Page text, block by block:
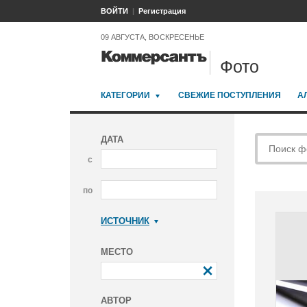
ВОЙТИ Регистрация
09 АВГУСТА, ВОСКРЕСЕНЬЕ
Фото
КАТЕГОРИИ СВЕЖИЕ ПОСТУПЛЕНИЯ
ДАТА
с
по
ИСТОЧНИК
МЕСТО
АВТОР